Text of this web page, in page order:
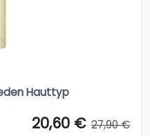
Hauttyp
20,60 € 27,90 €